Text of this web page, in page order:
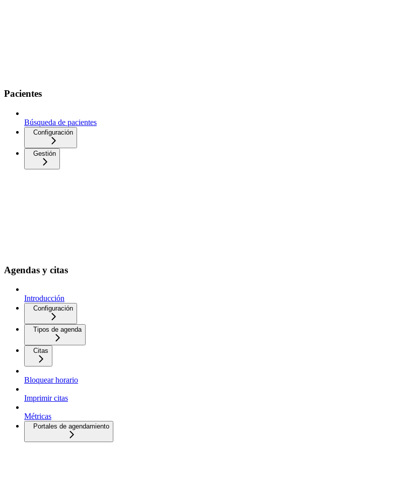
Pacientes
Búsqueda de pacientes
Configuración
Gestión
Agendas y citas
Introducción
Configuración
Tipos de agenda
Citas
Bloquear horario
Imprimir citas
Métricas
Portales de agendamiento